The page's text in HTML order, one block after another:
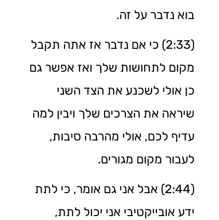
בוא נדבר על זה.
(2:33) כי אם נדבר אז אתה תקבל
מקום לתחושות שלך ואז אפשר גם
כן אולי לשכנע את הצד השני
שיראה את הצרכים שלך ויבין למה
עדיף לכם, אולי מהרבה סיבות,
לעבור מקום מגורים.
(2:44) אבל אני גם אומר, כי לתת
ידע אובייקטיבי אני יכול לתת,